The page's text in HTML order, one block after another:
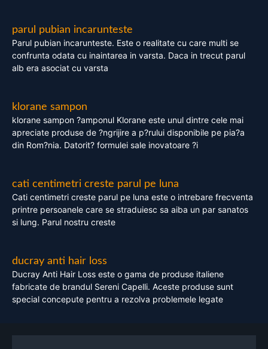
parul pubian incarunteste
Parul pubian incarunteste. Este o realitate cu care multi se
confrunta odata cu inaintarea in varsta. Daca in trecut parul
alb era asociat cu varsta
klorane sampon
klorane sampon ?amponul Klorane este unul dintre cele mai
apreciate produse de ?ngrijire a p?rului disponibile pe pia?a
din Rom?nia. Datorit? formulei sale inovatoare ?i
cati centimetri creste parul pe luna
Cati centimetri creste parul pe luna este o intrebare frecventa
printre persoanele care se straduiesc sa aiba un par sanatos
si lung. Parul nostru creste
ducray anti hair loss
Ducray Anti Hair Loss este o gama de produse italiene
fabricate de brandul Sereni Capelli. Aceste produse sunt
special concepute pentru a rezolva problemele legate